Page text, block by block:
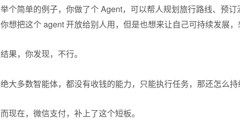
举个简单的例子，你做了个 Agent，可以帮人规划旅行路线、预订
你想把这个 agent 开放给别人用，但是也想来让自己可持续发展，
结果，你发现，不行。
绝大多数智能体，都没有收钱的能力，只能执行任务，那还怎么持
而现在，微信支付，补上了这个短板。